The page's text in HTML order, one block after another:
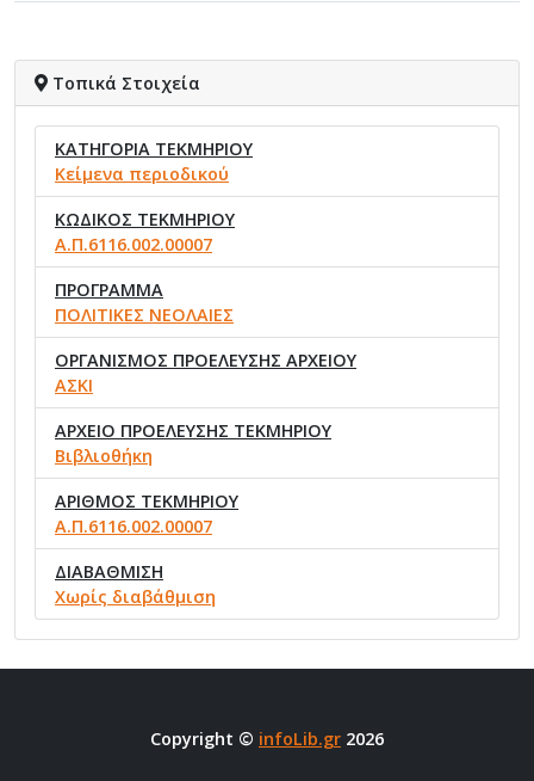
Τοπικά Στοιχεία
ΚΑΤΗΓΟΡΙΑ ΤΕΚΜΗΡΙΟΥ
Κείμενα περιοδικού
ΚΩΔΙΚΟΣ ΤΕΚΜΗΡΙΟΥ
Α.Π.6116.002.00007
ΠΡΟΓΡΑΜΜΑ
ΠΟΛΙΤΙΚΕΣ ΝΕΟΛΑΙΕΣ
ΟΡΓΑΝΙΣΜΟΣ ΠΡΟΕΛΕΥΣΗΣ ΑΡΧΕΙΟΥ
ΑΣΚΙ
ΑΡΧΕΙΟ ΠΡΟΕΛΕΥΣΗΣ ΤΕΚΜΗΡΙΟΥ
Βιβλιοθήκη
ΑΡΙΘΜΟΣ ΤΕΚΜΗΡΙΟΥ
Α.Π.6116.002.00007
ΔΙΑΒΑΘΜΙΣΗ
Χωρίς διαβάθμιση
Copyright © infoLib.gr 2026